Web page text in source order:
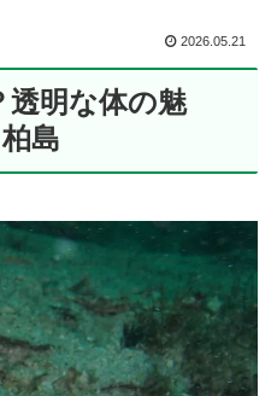
2026.05.21
透明な体の魅
島